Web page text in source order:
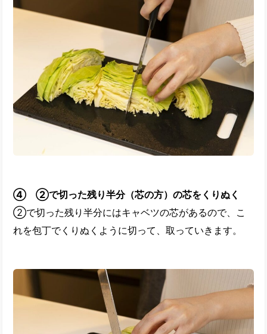
④ ②で切った残り半分（芯の方）の芯をくりぬく
②で切った残り半分にはキャベツの芯があるので、こ
れを包丁でくりぬくように切って、取っていきます。